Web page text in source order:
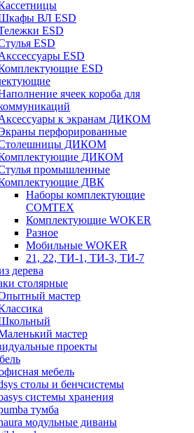
ВЛ ESD
ESD
ESD
ESD
ESD
ячеек короба для
к экранам ДИКОМ
перфорированные
ДИКОМ
ДИКОМ
промышленные
ДВК
Наборы комплектующие
COMTEX
Комплектующие WOKER
Разное
Мобильные WOKER
21, 22, ТИ-1, ТИ-3, ТИ-7
дерева
столярные
мастер
мастер
проекты
мебель
столы и бенчсистемы
системы хранения
тумба
модульные диваны